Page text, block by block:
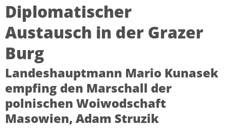
Diplomatischer
Austausch in der Grazer
Burg
Landeshauptmann Mario Kunasek
empfing den Marschall der
polnischen Woiwodschaft
Masowien, Adam Struzik